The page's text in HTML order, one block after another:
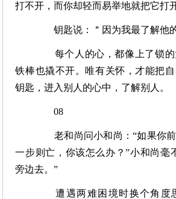
打不开，而你却轻而易举地就把它打
钥匙说：＂因为我最了解他
每个人的心，都像上了锁的
铁棒也撬不开。唯有关怀，才能把
钥匙，进入别人的心中，了解别人。
08
老和尚问小和尚：“如果你前
一步则亡，你该怎么办？”小和尚毫
旁边去。”
遭遇两难困境时换个角度